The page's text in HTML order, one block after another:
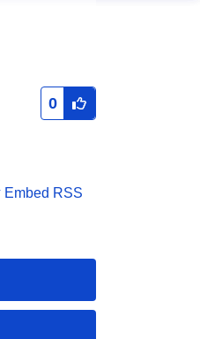
0
Embed RSS